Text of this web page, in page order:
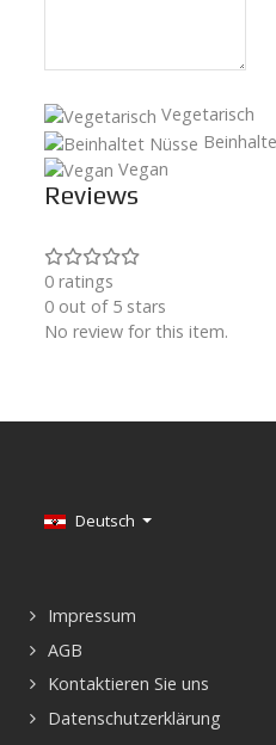
Vegetarisch
Vegan
Reviews
0 ratings
0 out of 5 stars
No review for this item.
Sprache auswählen
Deutsch
Impressum
AGB
Kontaktieren Sie uns
Datenschutzerklärung